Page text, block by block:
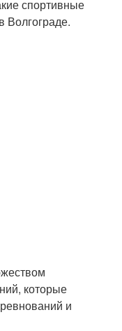
спортивные
Волгограде.
которые
и